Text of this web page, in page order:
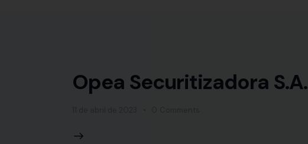
Opea Securitizadora S.A.